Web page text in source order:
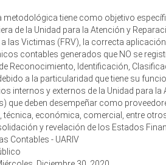
metodológica tiene como objetivo
de la Unidad para la Atención y
las Victimas (FRV), la correcta
contables generados que NO se
Reconocimiento, Identificación,
a la particularidad que tiene su
internos y externos de la Unidad para la
que deben desempeñar como
técnica, económica, comercial, entre
y revelación de los Estados
Contables - UARIV